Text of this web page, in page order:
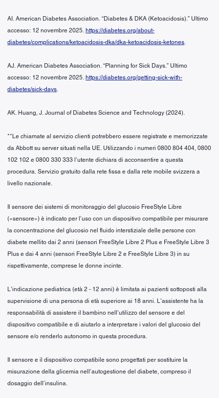
AI. American Diabetes Association. “Diabetes & DKA (Ketoacidosis).” Ultimo
accesso: 12 novembre 2025. https://diabetes.org/about-
diabetes/complications/ketoacidosis-dka/dka-ketoacidosis-ketones.
AJ. American Diabetes Association. “Planning for Sick Days.” Ultimo
accesso: 12 novembre 2025. https://diabetes.org/getting-sick-with-
diabetes/sick-days.
AK. Huang, J. Journal of Diabetes Science and Technology (2024).
**Le chiamate al servizio clienti potrebbero essere registrate e memorizzate
da Abbott su server situati nella UE. Utilizzando i numeri 0800 804 404, 0800
102 102 e 0800 330 333 l’utente dichiara di acconsentire a questa
procedura. Servizio gratuito dalla rete fissa e dalla rete mobile svizzera a
livello nazionale.
Il sensore dei sistemi di monitoraggio del glucosio FreeStyle Libre
(«sensore») è indicato per l’uso con un dispositivo compatibile per misurare
la concentrazione del glucosio nel fluido interstiziale delle persone con
diabete mellito dai 2 anni (sensori FreeStyle Libre 2 Plus e FreeStyle Libre 3
Plus e dai 4 anni (sensori FreeStyle Libre 2 e FreeStyle Libre 3) in su
rispettivamente, comprese le donne incinte.
L’indicazione pediatrica (età 2 - 12 anni) è limitata ai pazienti sottoposti alla
supervisione di una persona di età superiore ai 18 anni. L’assistente ha la
responsabilità di assistere il bambino nell’utilizzo del sensore e del
dispositivo compatibile e di aiutarlo a interpretare i valori del glucosio del
sensore e/o renderlo autonomo in questa procedura.
Il sensore e il dispositivo compatibile sono progettati per sostituire la
misurazione della glicemia nell’autogestione del diabete, compreso il
dosaggio dell’insulina.